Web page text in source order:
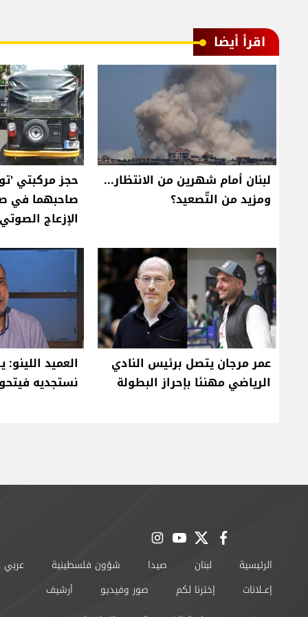
اقرأ أيضا
لبنان أمام شهرين من الانتظار...
ومزيد من التّصعيد؟
حجز مركبتي
صاحبهما في
الإزعاج الصوتي
عمر مرجان يتصل برئيس النادي
الرياضي مهنئا بإحراز البطولة
العميد
نستجديه
facebook
twitter
youtube
instagram
الرئيسية لبنان صيدا شؤون فلسطينية
إعــلانات
إخترنا لكم صور وفيديو
أرشيف